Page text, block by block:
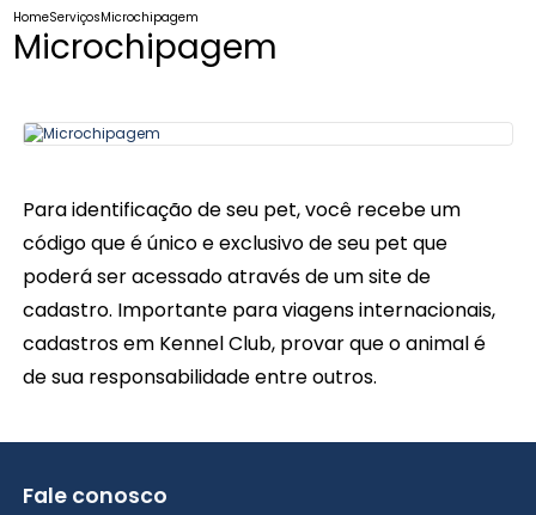
HomeServiçosMicrochipagem
Microchipagem
Para identificação de seu pet, você recebe um
código que é único e exclusivo de seu pet que
poderá ser acessado através de um site de
cadastro. Importante para viagens internacionais,
cadastros em Kennel Club, provar que o animal é
de sua responsabilidade entre outros.
Fale conosco